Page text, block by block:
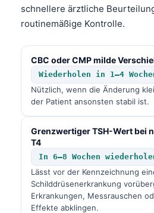
schnellere ärztliche
routinemäßige Kontrolle.
CBC oder CMP milde
Wiederholen in 1–4
Nützlich, wenn die Änderung
der Patient ansonsten stabil ist.
Grenzwertiger TSH-Wert bei
T4
In 6–8 Wochen
Lässt vor der Kennzeichnung
Schilddrüsenerkrankung
Erkrankungen, Messrauschen
Effekte abklingen.
Polski
한국어
Slovenščina
বাংলা
اردو
मराठी
తెలుగు
தமிழ்
ગુજરાતી